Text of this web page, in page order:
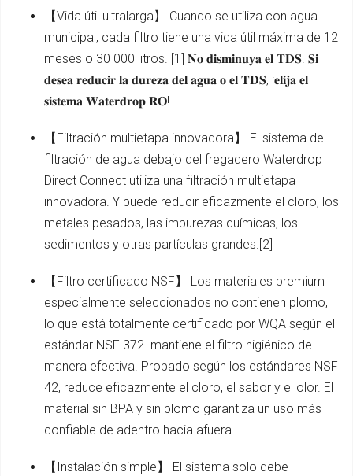
【Vida útil ultralarga】 Cuando se utiliza con agua
municipal, cada filtro tiene una vida útil máxima de 12
meses o 30 000 litros. [1] 𝐍𝐨 𝐝𝐢𝐬𝐦𝐢𝐧𝐮𝐲𝐚 𝐞𝐥 𝐓𝐃𝐒. 𝐒𝐢
𝐝𝐞𝐬𝐞𝐚 𝐫𝐞𝐝𝐮𝐜𝐢𝐫 𝐥𝐚 𝐝𝐮𝐫𝐞𝐳𝐚 𝐝𝐞𝐥 𝐚𝐠𝐮𝐚 𝐨 𝐞𝐥 𝐓𝐃𝐒, ¡𝐞𝐥𝐢𝐣𝐚 𝐞𝐥
𝐬𝐢𝐬𝐭𝐞𝐦𝐚 𝐖𝐚𝐭𝐞𝐫𝐝𝐫𝐨𝐩 𝐑𝐎!
【Filtración multietapa innovadora】 El sistema de
filtración de agua debajo del fregadero Waterdrop
Direct Connect utiliza una filtración multietapa
innovadora. Y puede reducir eficazmente el cloro, los
metales pesados, las impurezas químicas, los
sedimentos y otras partículas grandes.[2]
【Filtro certificado NSF】 Los materiales premium
especialmente seleccionados no contienen plomo,
lo que está totalmente certificado por WQA según el
estándar NSF 372. mantiene el filtro higiénico de
manera efectiva. Probado según los estándares NSF
42, reduce eficazmente el cloro, el sabor y el olor. El
material sin BPA y sin plomo garantiza un uso más
confiable de adentro hacia afuera.
【Instalación simple】 El sistema solo debe